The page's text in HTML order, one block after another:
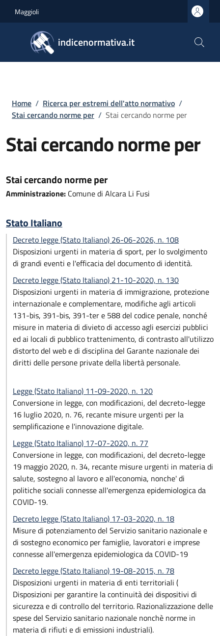
Maggioli
indicenormativa.it
Briciole di pane
Home / Ricerca per estremi dell'atto normativo /
Stai cercando norme per / Stai cercando norme per
Stai cercando norme per
Stai cercando norme per
Amministrazione: Comune di Alcara Li Fusi
Stato Italiano
Decreto legge (Stato Italiano) 26-06-2026, n. 108
Disposizioni urgenti in materia di sport, per lo svolgimento
di grandi eventi e l'efficacia del documento di identità.
Decreto legge (Stato Italiano) 21-10-2020, n. 130
Disposizioni urgenti in materia di immigrazione, protezione
internazionale e complementare, modifiche agli articoli
131-bis, 391-bis, 391-ter e 588 del codice penale, nonché
misure in materia di divieto di accesso agli esercizi pubblici
ed ai locali di pubblico trattenimento, di contrasto all'utilizzo
distorto del web e di disciplina del Garante nazionale dei
diritti delle persone private della libertà personale.
Legge (Stato Italiano) 11-09-2020, n. 120
Conversione in legge, con modificazioni, del decreto-legge
16 luglio 2020, n. 76, recante misure urgenti per la
semplificazione e l'innovazione digitale.
Legge (Stato Italiano) 17-07-2020, n. 77
Conversione in legge, con modificazioni, del decreto-legge
19 maggio 2020, n. 34, recante misure urgenti in materia di
salute, sostegno al lavoro e all'economia, nonche' di
politiche sociali connesse all'emergenza epidemiologica da
COVID-19.
Decreto legge (Stato Italiano) 17-03-2020, n. 18
Misure di potenziamento del Servizio sanitario nazionale e
di sostegno economico per famiglie, lavoratori e imprese
connesse all'emergenza epidemiologica da COVID-19
Decreto legge (Stato Italiano) 19-08-2015, n. 78
Disposizioni urgenti in materia di enti territoriali (
Disposizioni per garantire la continuità dei dispositivi di
sicurezza e di controllo del territorio. Razionalizzazione delle
spese del Servizio sanitario nazionale nonchè norme in
materia di rifiuti e di emissioni industriali).